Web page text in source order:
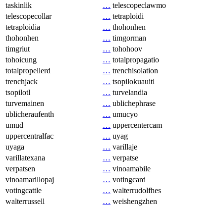
taskinlik
… telescopeclawmo
telescopecollar
… tetraploidi
tetraploidia
… thohonhen
thohonhen
… timgorman
timgriut
… tohohoov
tohoicung
… totalpropagatio
totalpropellerd
… trenchisolation
trenchjack
… tsopilokuauitl
tsopilotl
… turvelandia
turvemainen
… ublichephrase
ublicheraufenth
… umucyo
umud
… uppercentercam
uppercentralfac
… uyag
uyaga
… varillaje
varillatexana
… verpatse
verpatsen
… vinoamabile
vinoamarillopaj
… votingcard
votingcattle
… walterrudolfhes
walterrussell
… weishengzhen